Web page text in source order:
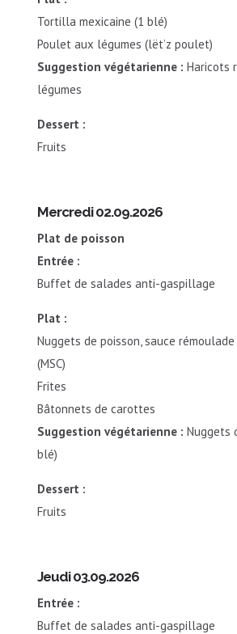
Tortilla mexicaine (1 blé)
Poulet aux légumes (lët’z poulet)
Suggestion végétarienne : Haricots
légumes
Dessert :
Fruits
Mercredi 02.09.2026
Plat de poisson
Entrée :
Buffet de salades anti-gaspillage
Plat :
Nuggets de poisson, sauce rémoulade
(MSC)
Frites
Bâtonnets de carottes
Suggestion végétarienne : Nuggets
blé)
Dessert :
Fruits
Jeudi 03.09.2026
Entrée :
Buffet de salades anti-gaspillage